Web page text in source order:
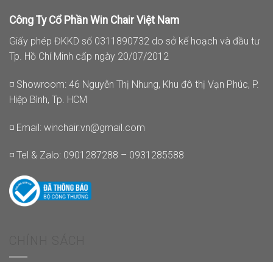
Công Ty Cổ Phần Win Chair Việt Nam
Giấy phép ĐKKD số 0311890732 do sở kế hoạch và đầu tư
Tp. Hồ Chí Minh cấp ngày 20/07/2012
◽ Showroom: 46 Nguyễn Thị Nhung, Khu đô thị Vạn Phúc, P.
Hiệp Bình, Tp. HCM
◽ Email: winchair.vn@gmail.com
◽ Tel & Zalo: 0901287288 – 0931285588